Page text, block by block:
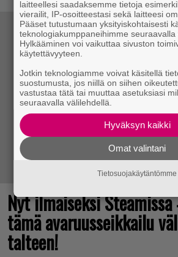
Nyt ilmaiseksi Steamissa
tämä avaruusseikkailu
talteen!
laitteellesi saadaksemme tietoja
vierailit, IP-osoitteestasi sekä laitteesi
Pääset tutustumaan yksityiskohtaisesti
teknologiakumppaneihimme seuraavalla
Hylkääminen voi vaikuttaa sivuston
käytettävyyteen.
Jotkin teknologiamme voivat käsitellä
suostumusta, jos niillä on siihen
vastustaa tätä tai muuttaa asetuksiasi
seuraavalla välilehdellä.
Hyväksyn kaikki
Omat valintani
Tietosuojakäytäntömme